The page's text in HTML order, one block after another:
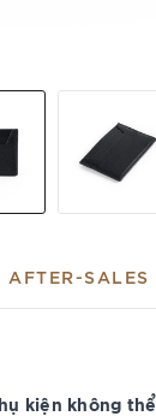
AFTER-SALES
kiện không